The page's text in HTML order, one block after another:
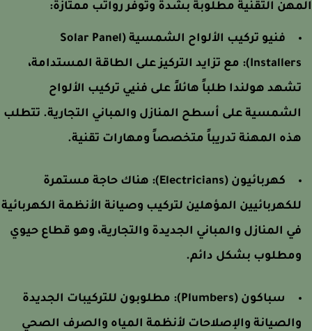
التقنية مطلوبة بشدة وتوفر رواتب ممتازة:
فنيو تركيب الألواح الشمسية (Solar Panel
مع تزايد التركيز على الطاقة المستدامة،
هولندا طلباً هائلاً على فنيي تركيب الألواح
على أسطح المنازل والمباني التجارية. تتطلب
المهنة تدريباً متخصصاً ومهارات تقنية.
كهربائيون (Electricians):
هناك حاجة مستمرة
المؤهلين لتركيب وصيانة الأنظمة الكهربائية
المنازل والمباني الجديدة والتجارية، وهو قطاع حيوي
بشكل دائم.
سباكون (Plumbers):
مطلوبون للتركيبات الجديدة
والإصلاحات لأنظمة المياه والصرف الصحي